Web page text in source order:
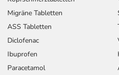
Migräne Tabletten
ASS Tabletten
Diclofenac
Ibuprofen
Paracetamol